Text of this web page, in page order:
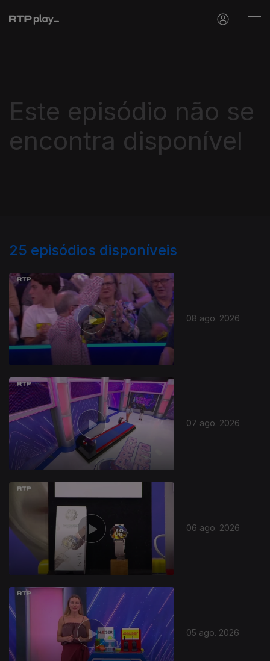
Este episódio não se
encontra disponível
25 episódios disponíveis
08 ago. 2026
07 ago. 2026
06 ago. 2026
05 ago. 2026